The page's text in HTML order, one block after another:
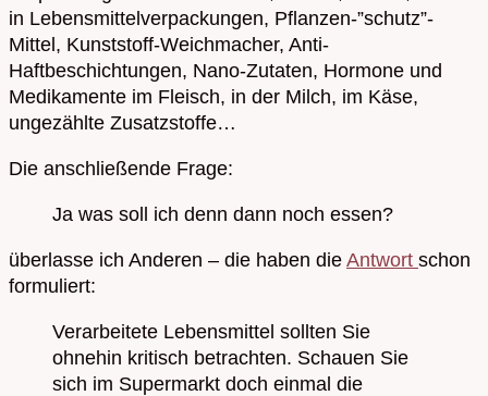
in Lebensmittelverpackungen, Pflanzen-”schutz”-
Mittel, Kunststoff-Weichmacher, Anti-
Haftbeschichtungen, Nano-Zutaten, Hormone und
Medikamente im Fleisch, in der Milch, im Käse,
ungezählte Zusatzstoffe…
Die anschließende Frage:
Ja was soll ich denn dann noch essen?
überlasse ich Anderen – die haben die Antwort schon
formuliert:
Verarbeitete Lebensmittel sollten Sie
ohnehin kritisch betrachten. Schauen Sie
sich im Supermarkt doch einmal die